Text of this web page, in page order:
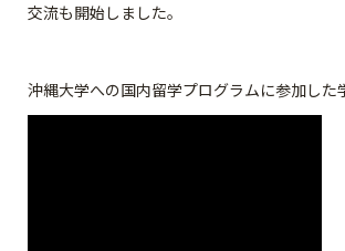
交流も開始しました。
沖縄大学への国内留学プログラムに参加した